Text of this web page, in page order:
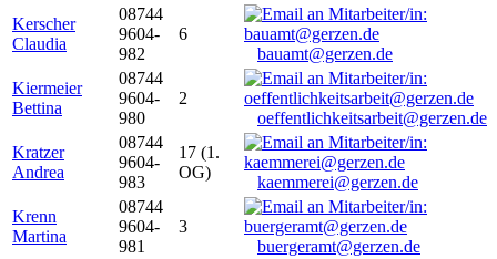
Kerscher
Claudia
08744
9604-
982
6
bauamt@gerzen.de
Kiermeier
Bettina
08744
9604-
980
2
oeffentlichkeitsarbeit@gerzen.de
Kratzer
Andrea
08744
9604-
983
17 (1.
OG)
kaemmerei@gerzen.de
Krenn
Martina
08744
9604-
981
3
buergeramt@gerzen.de